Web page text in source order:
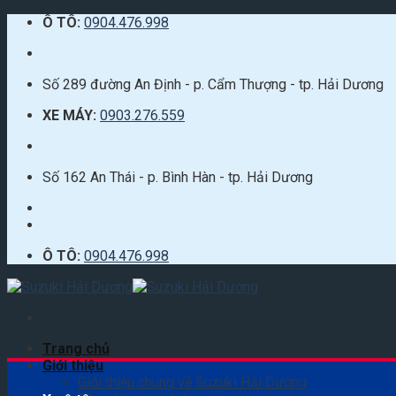
Skip
content
Ô TÔ: 0904.476.998
Số 289 đường An Định - p. Cẩm Thượng - tp. Hải Dương
XE MÁY: 0903.276.559
Số 162 An Thái - p. Bình Hàn - tp. Hải Dương
Ô TÔ: 0904.476.998
Trang chủ
Giới thiệu
Giới thiệu chung về Suzuki Hải Dương